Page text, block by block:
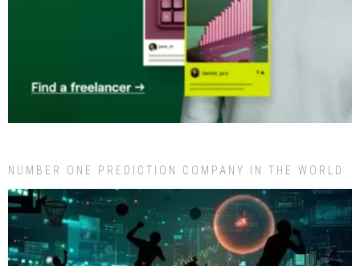
NUMBER ONE PREDICTION COMPANY IN THE WORLD